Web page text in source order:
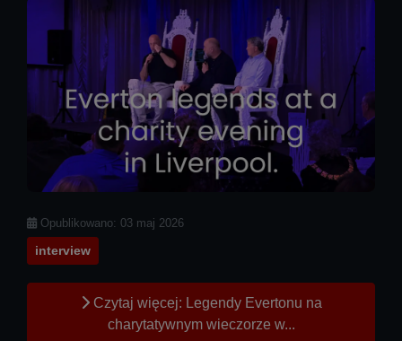
Szczegóły
Opublikowano: 03 maj 2026
interview
Czytaj więcej: Legendy Evertonu na
charytatywnym wieczorze w...